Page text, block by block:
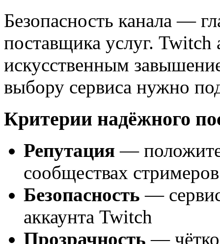
Безопасность канала —
поставщика услуг. Twitch
искусственным
выбору сервиса нужно
Критерии надёжного
Репутация —
сообществах стримеров
Безопасность —
аккаунта Twitch
Прозрачность —